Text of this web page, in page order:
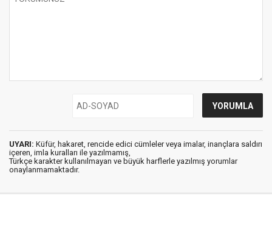
UYARI: Küfür, hakaret, rencide edici cümleler veya imalar, inançlara saldırı
içeren, imla kuralları ile yazılmamış,
Türkçe karakter kullanılmayan ve büyük harflerle yazılmış yorumlar
onaylanmamaktadır.